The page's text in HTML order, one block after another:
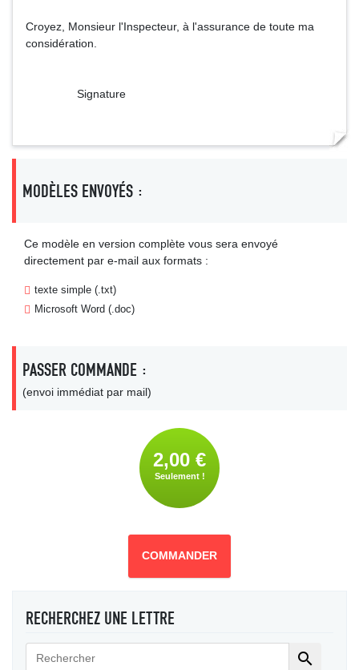
Croyez, Monsieur l'Inspecteur, à l'assurance de toute ma
considération.
Signature
MODÈLES ENVOYÉS :
Ce modèle en version complète vous sera envoyé
directement par e-mail aux formats :
texte simple (.txt)
Microsoft Word (.doc)
PASSER COMMANDE :
(envoi immédiat par mail)
2,00 €
Seulement !
COMMANDER
RECHERCHEZ UNE LETTRE
